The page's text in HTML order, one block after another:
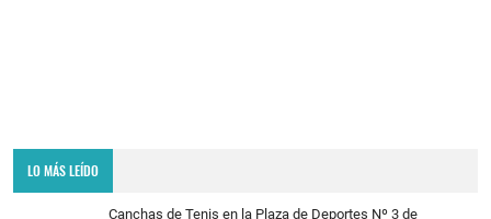
LO MÁS LEÍDO
Canchas de Tenis en la Plaza de Deportes Nº 3 de